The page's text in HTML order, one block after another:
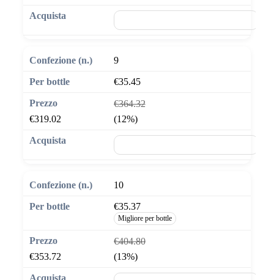
9
€35.45
€364.32
€319.02
(12%)
10
€35.37
Migliore per bottle
€404.80
€353.72
(13%)